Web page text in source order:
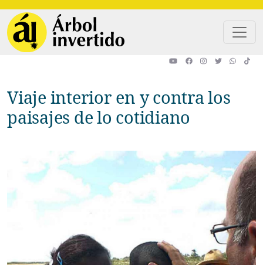
Viaje interior en y contra los
paisajes de lo cotidiano